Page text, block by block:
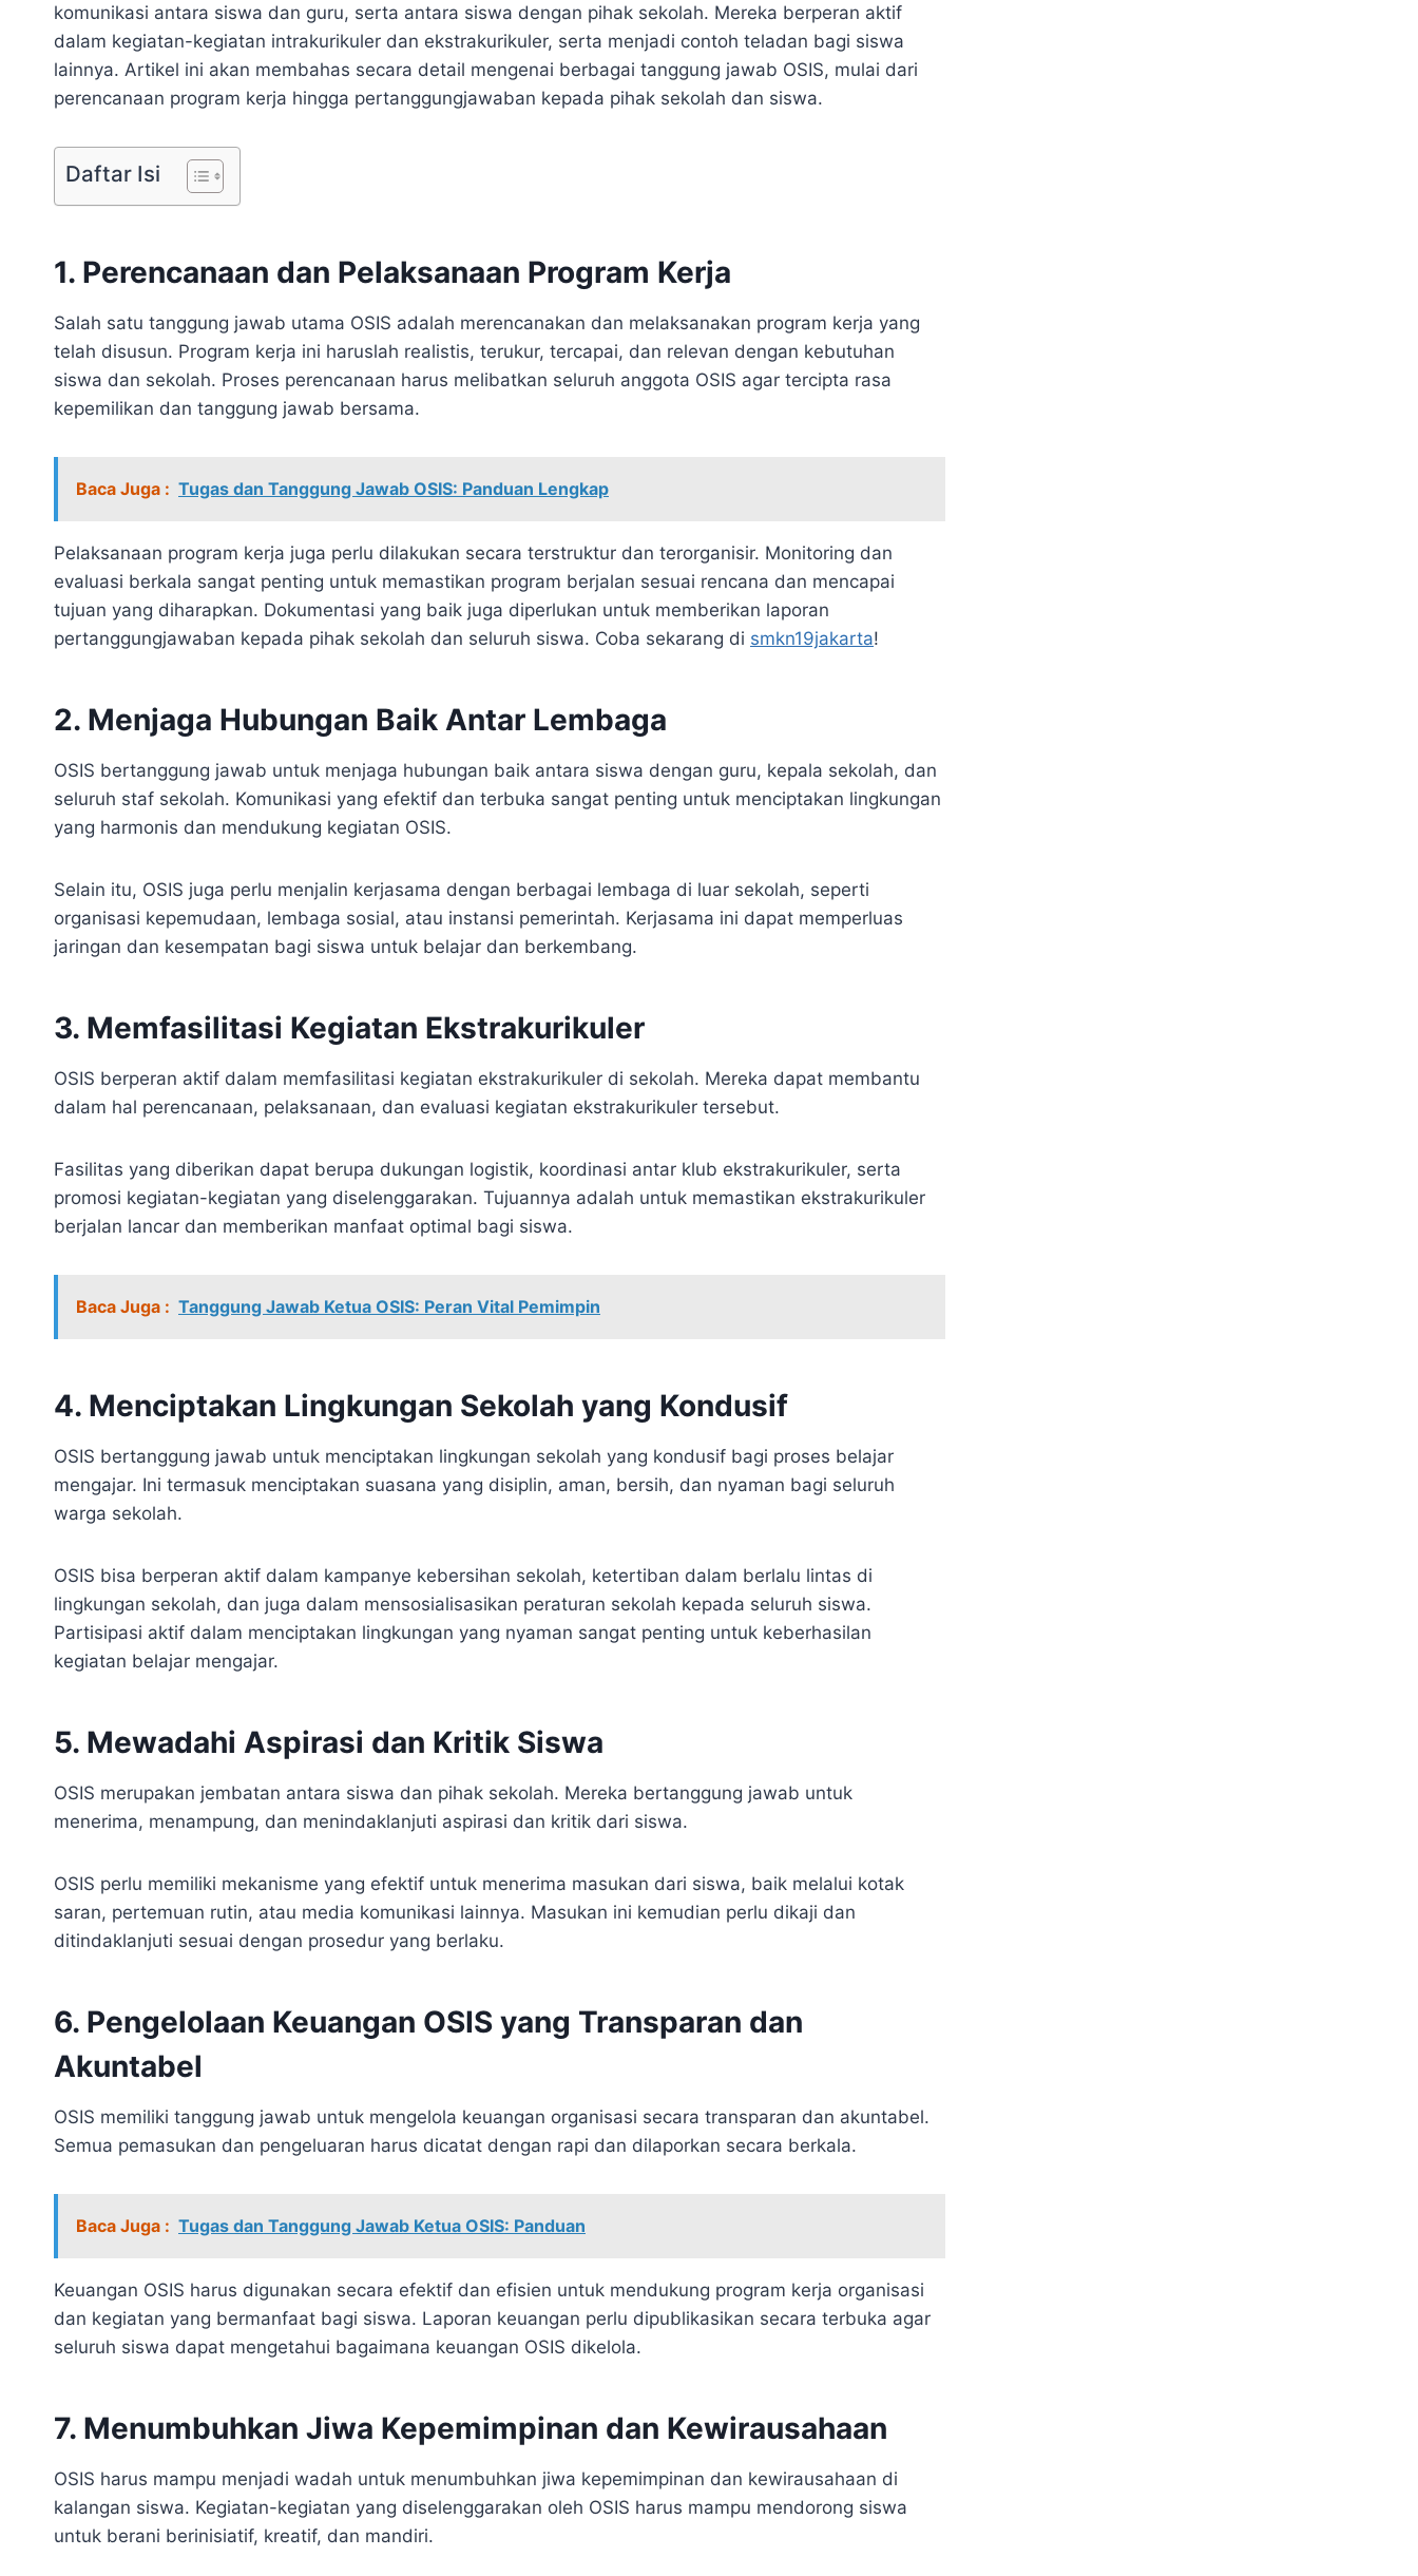
komunikasi antara siswa dan guru, serta antara siswa dengan pihak sekolah. Mereka berperan aktif
dalam kegiatan-kegiatan intrakurikuler dan ekstrakurikuler, serta menjadi contoh teladan bagi siswa
lainnya. Artikel ini akan membahas secara detail mengenai berbagai tanggung jawab OSIS, mulai dari
perencanaan program kerja hingga pertanggungjawaban kepada pihak sekolah dan siswa.
Daftar Isi
1. Perencanaan dan Pelaksanaan Program Kerja
Salah satu tanggung jawab utama OSIS adalah merencanakan dan melaksanakan program kerja yang
telah disusun. Program kerja ini haruslah realistis, terukur, tercapai, dan relevan dengan kebutuhan
siswa dan sekolah. Proses perencanaan harus melibatkan seluruh anggota OSIS agar tercipta rasa
kepemilikan dan tanggung jawab bersama.
Baca Juga : Tugas dan Tanggung Jawab OSIS: Panduan Lengkap
Pelaksanaan program kerja juga perlu dilakukan secara terstruktur dan terorganisir. Monitoring dan
evaluasi berkala sangat penting untuk memastikan program berjalan sesuai rencana dan mencapai
tujuan yang diharapkan. Dokumentasi yang baik juga diperlukan untuk memberikan laporan
pertanggungjawaban kepada pihak sekolah dan seluruh siswa. Coba sekarang di smkn19jakarta!
2. Menjaga Hubungan Baik Antar Lembaga
OSIS bertanggung jawab untuk menjaga hubungan baik antara siswa dengan guru, kepala sekolah, dan
seluruh staf sekolah. Komunikasi yang efektif dan terbuka sangat penting untuk menciptakan lingkungan
yang harmonis dan mendukung kegiatan OSIS.
Selain itu, OSIS juga perlu menjalin kerjasama dengan berbagai lembaga di luar sekolah, seperti
organisasi kepemudaan, lembaga sosial, atau instansi pemerintah. Kerjasama ini dapat memperluas
jaringan dan kesempatan bagi siswa untuk belajar dan berkembang.
3. Memfasilitasi Kegiatan Ekstrakurikuler
OSIS berperan aktif dalam memfasilitasi kegiatan ekstrakurikuler di sekolah. Mereka dapat membantu
dalam hal perencanaan, pelaksanaan, dan evaluasi kegiatan ekstrakurikuler tersebut.
Fasilitas yang diberikan dapat berupa dukungan logistik, koordinasi antar klub ekstrakurikuler, serta
promosi kegiatan-kegiatan yang diselenggarakan. Tujuannya adalah untuk memastikan ekstrakurikuler
berjalan lancar dan memberikan manfaat optimal bagi siswa.
Baca Juga : Tanggung Jawab Ketua OSIS: Peran Vital Pemimpin
4. Menciptakan Lingkungan Sekolah yang Kondusif
OSIS bertanggung jawab untuk menciptakan lingkungan sekolah yang kondusif bagi proses belajar
mengajar. Ini termasuk menciptakan suasana yang disiplin, aman, bersih, dan nyaman bagi seluruh
warga sekolah.
OSIS bisa berperan aktif dalam kampanye kebersihan sekolah, ketertiban dalam berlalu lintas di
lingkungan sekolah, dan juga dalam mensosialisasikan peraturan sekolah kepada seluruh siswa.
Partisipasi aktif dalam menciptakan lingkungan yang nyaman sangat penting untuk keberhasilan
kegiatan belajar mengajar.
5. Mewadahi Aspirasi dan Kritik Siswa
OSIS merupakan jembatan antara siswa dan pihak sekolah. Mereka bertanggung jawab untuk
menerima, menampung, dan menindaklanjuti aspirasi dan kritik dari siswa.
OSIS perlu memiliki mekanisme yang efektif untuk menerima masukan dari siswa, baik melalui kotak
saran, pertemuan rutin, atau media komunikasi lainnya. Masukan ini kemudian perlu dikaji dan
ditindaklanjuti sesuai dengan prosedur yang berlaku.
6. Pengelolaan Keuangan OSIS yang Transparan dan
Akuntabel
OSIS memiliki tanggung jawab untuk mengelola keuangan organisasi secara transparan dan akuntabel.
Semua pemasukan dan pengeluaran harus dicatat dengan rapi dan dilaporkan secara berkala.
Baca Juga : Tugas dan Tanggung Jawab Ketua OSIS: Panduan
Keuangan OSIS harus digunakan secara efektif dan efisien untuk mendukung program kerja organisasi
dan kegiatan yang bermanfaat bagi siswa. Laporan keuangan perlu dipublikasikan secara terbuka agar
seluruh siswa dapat mengetahui bagaimana keuangan OSIS dikelola.
7. Menumbuhkan Jiwa Kepemimpinan dan Kewirausahaan
OSIS harus mampu menjadi wadah untuk menumbuhkan jiwa kepemimpinan dan kewirausahaan di
kalangan siswa. Kegiatan-kegiatan yang diselenggarakan oleh OSIS harus mampu mendorong siswa
untuk berani berinisiatif, kreatif, dan mandiri.